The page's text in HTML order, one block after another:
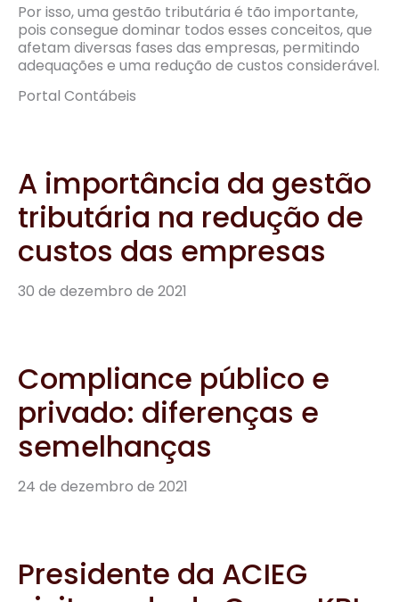
Por isso, uma gestão tributária é tão importante,
pois consegue dominar todos esses conceitos, que
afetam diversas fases das empresas, permitindo
adequações e uma redução de custos considerável.
Portal Contábeis
A importância da gestão
tributária na redução de
custos das empresas
30 de dezembro de 2021
Compliance público e
privado: diferenças e
semelhanças
24 de dezembro de 2021
Presidente da ACIEG